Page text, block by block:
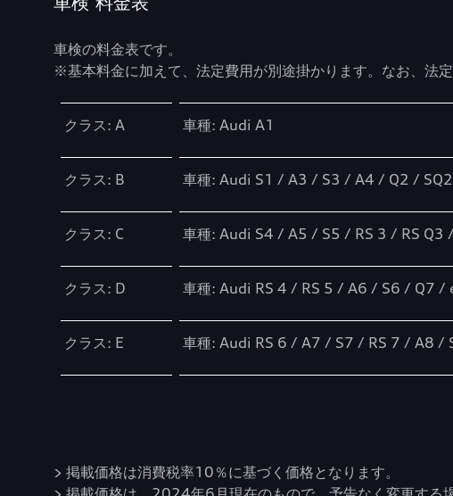
車検の料金表です。
※基本料金に加えて、法定費用が別途掛かります。なお、法
クラス: A 車種: Audi A1
クラス: B 車種: Audi S1 / A3 / S3 / A4 / Q2 /
クラス: C 車種: Audi S4 / A5 / S5 / RS 3 / RS Q3
クラス: D 車種: Audi RS 4 / RS 5 / A6 / S6 / Q7 /
クラス: E 車種: Audi RS 6 / A7 / S7 / RS 7 / A8 /
> 掲載価格は消費税率10％に基づく価格となります。